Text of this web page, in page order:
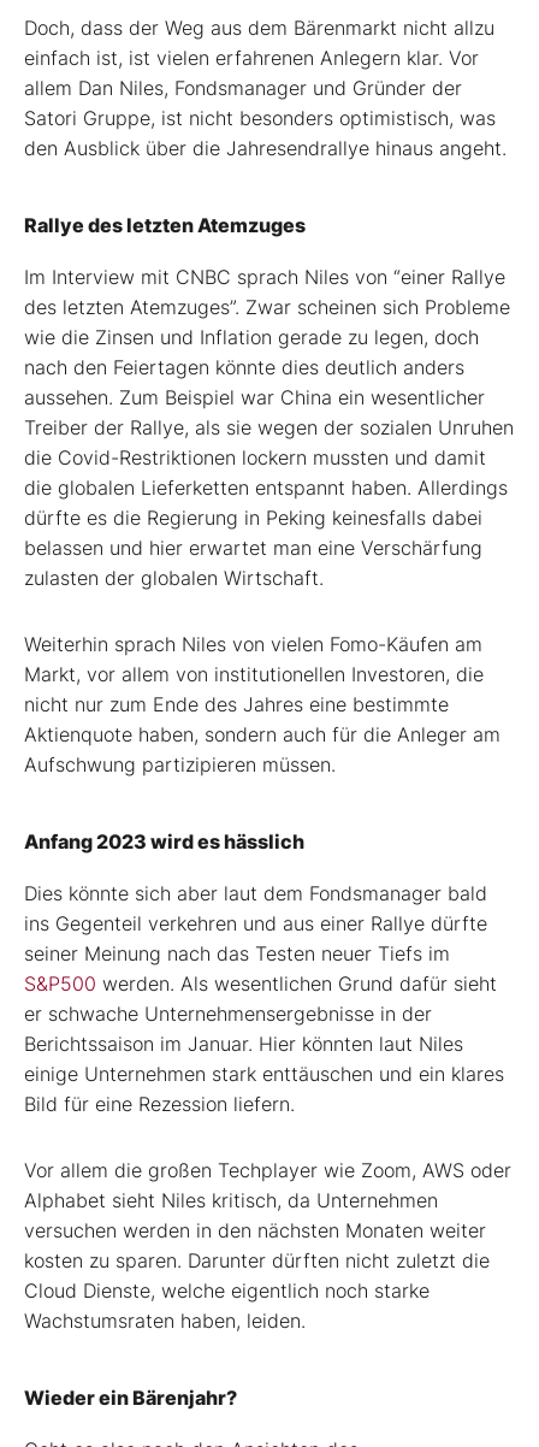
Doch, dass der Weg aus dem Bärenmarkt nicht allzu
einfach ist, ist vielen erfahrenen Anlegern klar. Vor
allem Dan Niles, Fondsmanager und Gründer der
Satori Gruppe, ist nicht besonders optimistisch, was
den Ausblick über die Jahresendrallye hinaus angeht.
Rallye des letzten Atemzuges
Im Interview mit CNBC sprach Niles von “einer Rallye
des letzten Atemzuges”. Zwar scheinen sich Probleme
wie die Zinsen und Inflation gerade zu legen, doch
nach den Feiertagen könnte dies deutlich anders
aussehen. Zum Beispiel war China ein wesentlicher
Treiber der Rallye, als sie wegen der sozialen Unruhen
die Covid-Restriktionen lockern mussten und damit
die globalen Lieferketten entspannt haben. Allerdings
dürfte es die Regierung in Peking keinesfalls dabei
belassen und hier erwartet man eine Verschärfung
zulasten der globalen Wirtschaft.
Weiterhin sprach Niles von vielen Fomo-Käufen am
Markt, vor allem von institutionellen Investoren, die
nicht nur zum Ende des Jahres eine bestimmte
Aktienquote haben, sondern auch für die Anleger am
Aufschwung partizipieren müssen.
Anfang 2023 wird es hässlich
Dies könnte sich aber laut dem Fondsmanager bald
ins Gegenteil verkehren und aus einer Rallye dürfte
seiner Meinung nach das Testen neuer Tiefs im
S&P500 werden. Als wesentlichen Grund dafür sieht
er schwache Unternehmensergebnisse in der
Berichtssaison im Januar. Hier könnten laut Niles
einige Unternehmen stark enttäuschen und ein klares
Bild für eine Rezession liefern.
Vor allem die großen Techplayer wie Zoom, AWS oder
Alphabet sieht Niles kritisch, da Unternehmen
versuchen werden in den nächsten Monaten weiter
kosten zu sparen. Darunter dürften nicht zuletzt die
Cloud Dienste, welche eigentlich noch starke
Wachstumsraten haben, leiden.
Wieder ein Bärenjahr?